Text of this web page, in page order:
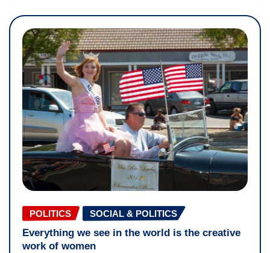
POLITICS SOCIAL & POLITICS
Everything we see in the world is the creative
work of women